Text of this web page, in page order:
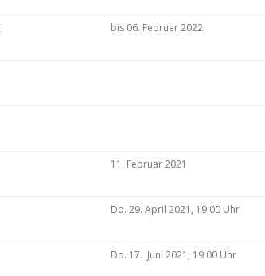
bis 06. Februar 2022
11. Februar 2021
Do. 29. April 2021, 19:00 Uhr
Do. 17. Juni 2021, 19:00 Uhr